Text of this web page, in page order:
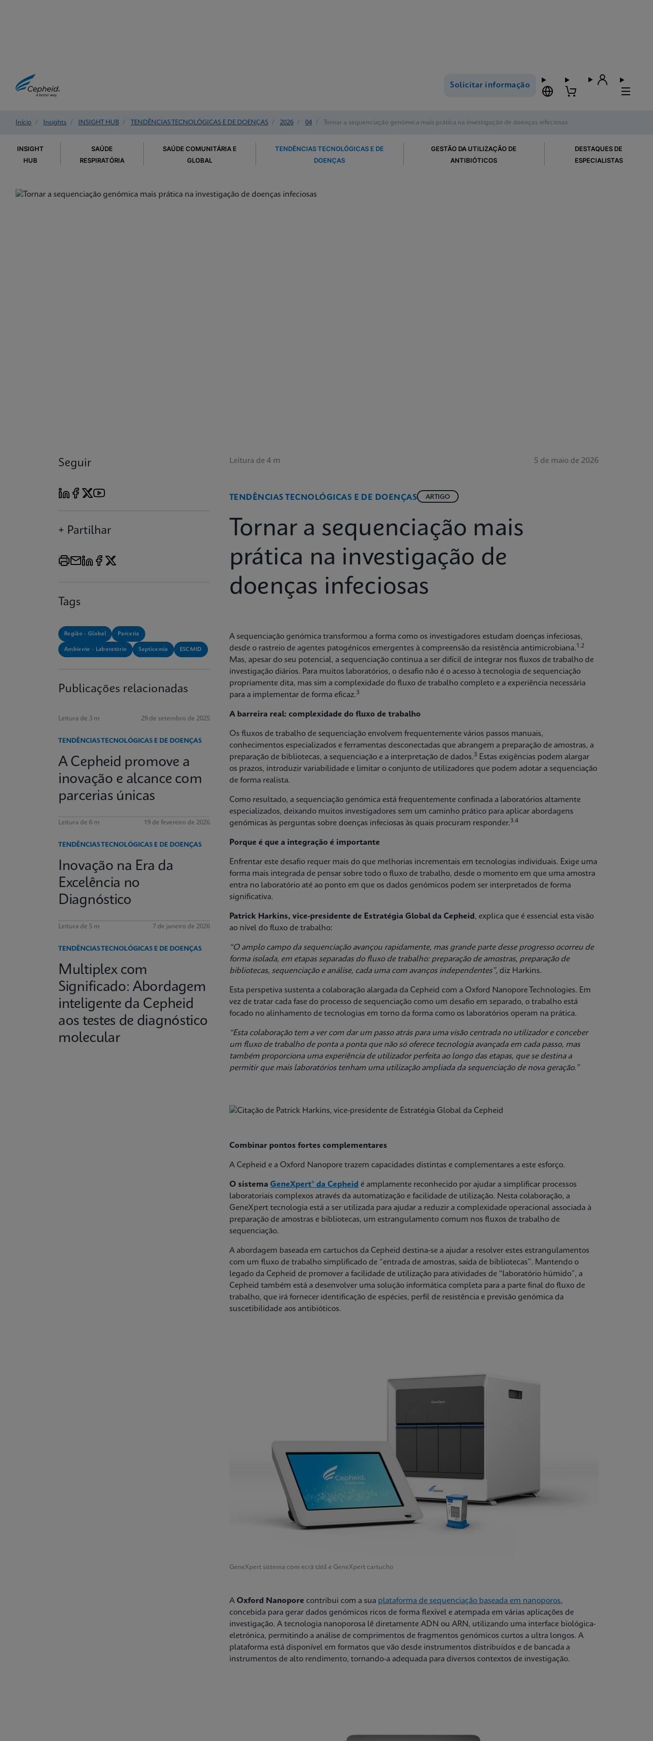
Solicitar informação
Início / Insights / INSIGHT HUB / TENDÊNCIAS TECNOLÓGICAS E DE DOENÇAS / 2026 / 04 / Tornar a sequenciação genómica mais prática na investigação de doenças infeciosas
INSIGHT
HUB
SAÚDE
RESPIRATÓRIA
SAÚDE COMUNITÁRIA E
GLOBAL
TENDÊNCIAS TECNOLÓGICAS E DE
DOENÇAS
GESTÃO DA UTILIZAÇÃO DE
ANTIBIÓTICOS
DESTAQUES DE
ESPECIALISTAS
Seguir
+ Partilhar
Tags
Região - Global Parceria
Ambiente - Laboratório Septicemia ESCMID
Publicações relacionadas
Leitura de 3 m 29 de setembro de 2025
TENDÊNCIAS TECNOLÓGICAS E DE DOENÇAS
A Cepheid promove a
inovação e alcance com
parcerias únicas
Leitura de 6 m 19 de fevereiro de 2026
TENDÊNCIAS TECNOLÓGICAS E DE DOENÇAS
Inovação na Era da
Excelência no
Diagnóstico
Leitura de 5 m 7 de janeiro de 2026
TENDÊNCIAS TECNOLÓGICAS E DE DOENÇAS
Multiplex com
Significado: Abordagem
inteligente da Cepheid
aos testes de diagnóstico
molecular
Leitura de 4 m 5 de maio de 2026
TENDÊNCIAS TECNOLÓGICAS E DE DOENÇAS ARTIGO
Tornar a sequenciação mais
prática na investigação de
doenças infeciosas
A sequenciação genómica transformou a forma como os investigadores estudam doenças infeciosas,
desde o rastreio de agentes patogénicos emergentes à compreensão da resistência antimicrobiana.1.2
Mas, apesar do seu potencial, a sequenciação continua a ser difícil de integrar nos fluxos de trabalho de
investigação diários. Para muitos laboratórios, o desafio não é o acesso à tecnologia de sequenciação
propriamente dita, mas sim a complexidade do fluxo de trabalho completo e a experiência necessária
para a implementar de forma eficaz.3
A barreira real: complexidade do fluxo de trabalho
Os fluxos de trabalho de sequenciação envolvem frequentemente vários passos manuais,
conhecimentos especializados e ferramentas desconectadas que abrangem a preparação de amostras, a
preparação de bibliotecas, a sequenciação e a interpretação de dados.3 Estas exigências podem alargar
os prazos, introduzir variabilidade e limitar o conjunto de utilizadores que podem adotar a sequenciação
de forma realista.
Como resultado, a sequenciação genómica está frequentemente confinada a laboratórios altamente
especializados, deixando muitos investigadores sem um caminho prático para aplicar abordagens
genómicas às perguntas sobre doenças infeciosas às quais procuram responder.3.4
Porque é que a integração é importante
Enfrentar este desafio requer mais do que melhorias incrementais em tecnologias individuais. Exige uma
forma mais integrada de pensar sobre todo o fluxo de trabalho, desde o momento em que uma amostra
entra no laboratório até ao ponto em que os dados genómicos podem ser interpretados de forma
significativa.
Patrick Harkins, vice-presidente de Estratégia Global da Cepheid , explica que é essencial esta visão
ao nível do fluxo de trabalho:
“O amplo campo da sequenciação avançou rapidamente, mas grande parte desse progresso ocorreu de
forma isolada, em etapas separadas do fluxo de trabalho: preparação de amostras, preparação de
bibliotecas, sequenciação e análise, cada uma com avanços independentes”, diz Harkins.
Esta perspetiva sustenta a colaboração alargada da Cepheid com a Oxford Nanopore Technologies. Em
vez de tratar cada fase do processo de sequenciação como um desafio em separado, o trabalho está
focado no alinhamento de tecnologias em torno da forma como os laboratórios operam na prática.
“Esta colaboração tem a ver com dar um passo atrás para uma visão centrada no utilizador e conceber
um fluxo de trabalho de ponta a ponta que não só oferece tecnologia avançada em cada passo, mas
também proporciona uma experiência de utilizador perfeita ao longo das etapas, que se destina a
permitir que mais laboratórios tenham uma utilização ampliada da sequenciação de nova geração.”
Combinar pontos fortes complementares
A Cepheid e a Oxford Nanopore trazem capacidades distintas e complementares a este esforço.
O sistema GeneXpert® da Cepheid é amplamente reconhecido por ajudar a simplificar processos
laboratoriais complexos através da automatização e facilidade de utilização. Nesta colaboração, a
GeneXpert tecnologia está a ser utilizada para ajudar a reduzir a complexidade operacional associada à
preparação de amostras e bibliotecas, um estrangulamento comum nos fluxos de trabalho de
sequenciação.
A abordagem baseada em cartuchos da Cepheid destina-se a ajudar a resolver estes estrangulamentos
com um fluxo de trabalho simplificado de “entrada de amostras, saída de bibliotecas”. Mantendo o
legado da Cepheid de promover a facilidade de utilização para atividades de “laboratório húmido”, a
Cepheid também está a desenvolver uma solução informática completa para a parte final do fluxo de
trabalho, que irá fornecer identificação de espécies, perfil de resistência e previsão genómica da
suscetibilidade aos antibióticos.
GeneXpert sistema com ecrã tátil e GeneXpert cartucho
A Oxford Nanopore contribui com a sua plataforma de sequenciação baseada em nanoporos,
concebida para gerar dados genómicos ricos de forma flexível e atempada em várias aplicações de
investigação. A tecnologia nanoporosa lê diretamente ADN ou ARN, utilizando uma interface biológica-
eletrónica, permitindo a análise de comprimentos de fragmentos genómicos curtos a ultra longos. A
plataforma está disponível em formatos que vão desde instrumentos distribuídos e de bancada a
instrumentos de alto rendimento, tornando-a adequada para diversos contextos de investigação.